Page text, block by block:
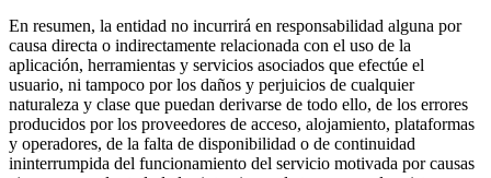
En resumen, la entidad no incurrirá en responsabilidad alguna por
causa directa o indirectamente relacionada con el uso de la
aplicación, herramientas y servicios asociados que efectúe el
usuario, ni tampoco por los daños y perjuicios de cualquier
naturaleza y clase que puedan derivarse de todo ello, de los errores
producidos por los proveedores de acceso, alojamiento, plataformas
y operadores, de la falta de disponibilidad o de continuidad
ininterrumpida del funcionamiento del servicio motivada por causas